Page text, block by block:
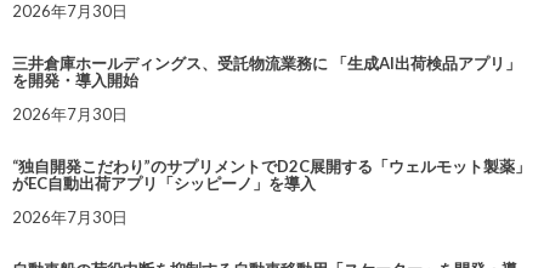
2026年7月30日
三井倉庫ホールディングス、受託物流業務に 「生成AI出荷検品アプリ」
を開発・導入開始
2026年7月30日
“独自開発こだわり”のサプリメントでD2C展開する「ウェルモット製薬」
がEC自動出荷アプリ「シッピーノ」を導入
2026年7月30日